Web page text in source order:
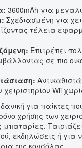
3600mAh για
Σχεδιασμένη για
τέλεια
Επιτρέπει
σε πιο
Wii
για παίκτες
χρήσης των
εκδηλώσεις ή
της κονσόλας.